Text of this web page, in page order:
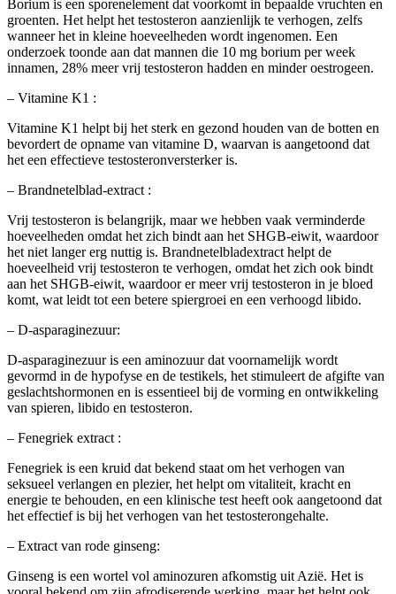
Borium is een sporenelement dat voorkomt in bepaalde vruchten en
groenten. Het helpt het testosteron aanzienlijk te verhogen, zelfs
wanneer het in kleine hoeveelheden wordt ingenomen. Een
onderzoek toonde aan dat mannen die 10 mg borium per week
innamen, 28% meer vrij testosteron hadden en minder oestrogeen.
– Vitamine K1 :
Vitamine K1 helpt bij het sterk en gezond houden van de botten en
bevordert de opname van vitamine D, waarvan is aangetoond dat
het een effectieve testosteronversterker is.
– Brandnetelblad-extract :
Vrij testosteron is belangrijk, maar we hebben vaak verminderde
hoeveelheden omdat het zich bindt aan het SHGB-eiwit, waardoor
het niet langer erg nuttig is. Brandnetelbladextract helpt de
hoeveelheid vrij testosteron te verhogen, omdat het zich ook bindt
aan het SHGB-eiwit, waardoor er meer vrij testosteron in je bloed
komt, wat leidt tot een betere spiergroei en een verhoogd libido.
– D-asparaginezuur:
D-asparaginezuur is een aminozuur dat voornamelijk wordt
gevormd in de hypofyse en de testikels, het stimuleert de afgifte van
geslachtshormonen en is essentieel bij de vorming en ontwikkeling
van spieren, libido en testosteron.
– Fenegriek extract :
Fenegriek is een kruid dat bekend staat om het verhogen van
seksueel verlangen en plezier, het helpt om vitaliteit, kracht en
energie te behouden, en een klinische test heeft ook aangetoond dat
het effectief is bij het verhogen van het testosterongehalte.
– Extract van rode ginseng:
Ginseng is een wortel vol aminozuren afkomstig uit Azië. Het is